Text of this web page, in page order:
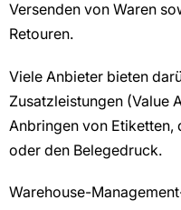
Versenden von Waren
Retouren.
Viele Anbieter bieten
Zusatzleistungen (Value
Anbringen von
oder den Belegedruck.
Warehouse-